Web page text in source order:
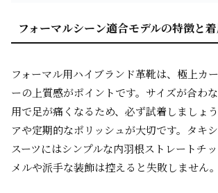
フォーマルシーン適合モデルの特徴と
フォーマル用ハイブランド革靴は、極上カ
ーの上質感がポイントです。サイズが合わ
用で足が痛くなるため、必ず試着しましょ
アや定期的なポリッシュが大切です。タキ
スーツにはシンプルな内羽根ストレートチ
メルや派手な装飾は控えると失敗しません。